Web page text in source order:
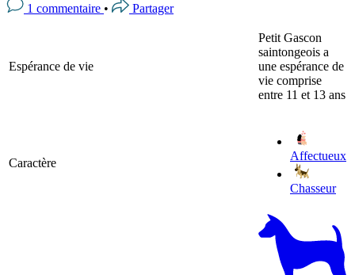
1 commentaire • Partager
Espérance de vie
Petit Gascon
saintongeois a
une espérance de
vie comprise
entre 11 et 13 ans
Caractère
Affectueux
Chasseur